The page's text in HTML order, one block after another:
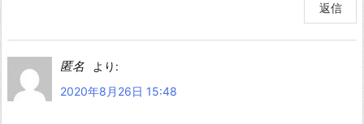
返信
匿名
より:
2020年8月26日 15:48